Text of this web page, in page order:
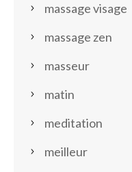
massage visage
massage zen
masseur
matin
meditation
meilleur